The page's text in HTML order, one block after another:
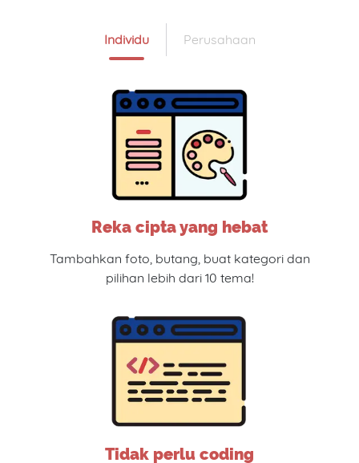
Individu Perusahaan
Reka cipta yang hebat
Tambahkan foto, butang, buat kategori dan
pilihan lebih dari 10 tema!
Tidak perlu coding